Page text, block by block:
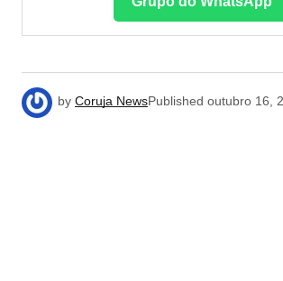
by Coruja NewsPublished outubro 16,